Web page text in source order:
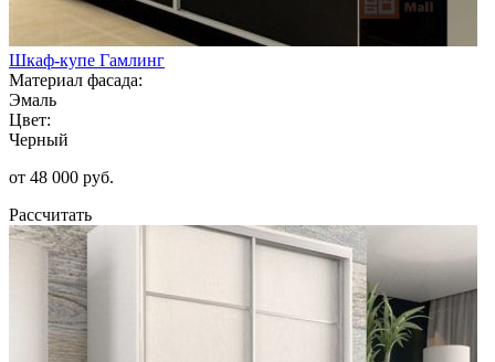
Шкаф-купе Гамлинг
Материал фасада:
Эмаль
Цвет:
Черный
от 48 000 руб.
Рассчитать